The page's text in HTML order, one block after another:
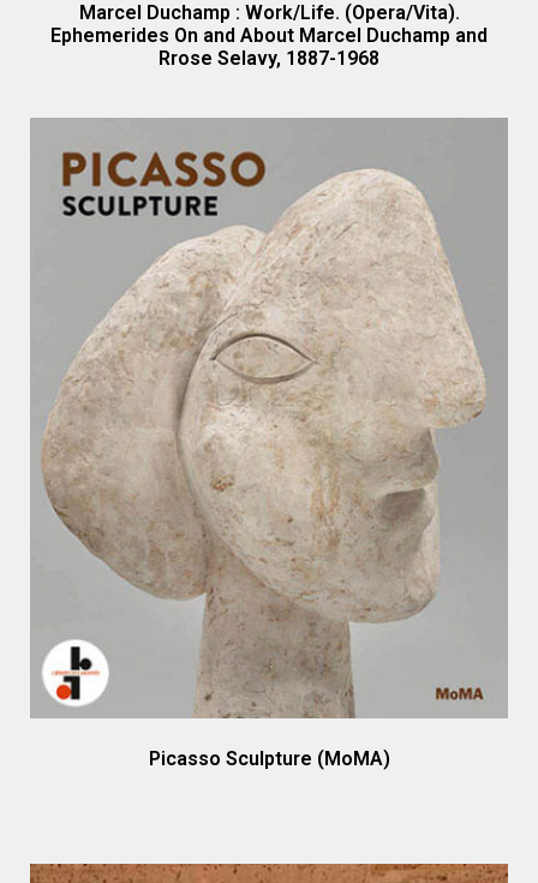
Marcel Duchamp : Work/Life. (Opera/Vita).
Ephemerides On and About Marcel Duchamp and
Rrose Selavy, 1887-1968
Picasso Sculpture (MoMA)